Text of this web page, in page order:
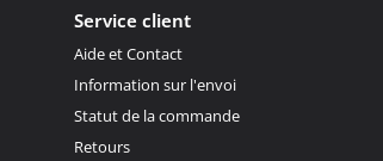
Service client
Aide et Contact
Information sur l'envoi
Statut de la commande
Retours